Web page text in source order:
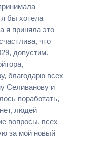
бы хотела
я приняла это
что
допустим.
благодарю всех
Селиванову и
поработать,
людей
вопросы, всех
за мой новый